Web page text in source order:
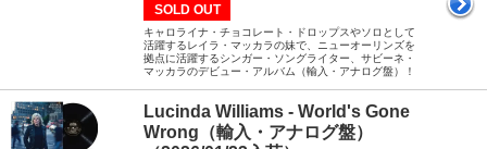
SOLD OUT
キャロライナ・チョコレート・ドロップスやソロとして
活躍するレイラ・マッカラの妹で、ニューオーリンズを
拠点に活躍するシンガー・ソングライター、サビーネ・
マッカラのデビュー・アルバム（輸入・アナログ盤）！
Lucinda Williams - World's Gone
Wrong（輸入・アナログ盤）